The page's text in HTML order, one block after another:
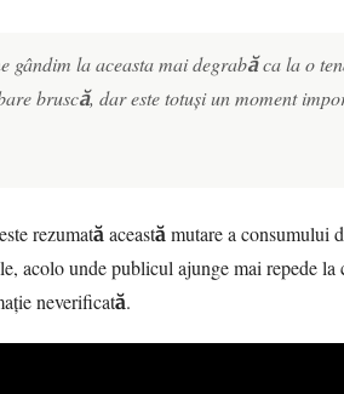
gândim la aceasta mai degrabă ca la o
bruscă, dar este totuși un moment
rezumată această mutare a consumului
acolo unde publicul ajunge mai repede la
neverificată.